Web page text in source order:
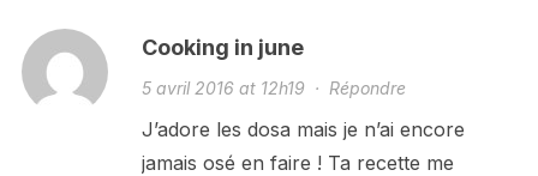
Cooking in june
5 avril 2016 at 12h19 · Répondre
J’adore les dosa mais je n’ai encore
jamais osé en faire ! Ta recette me